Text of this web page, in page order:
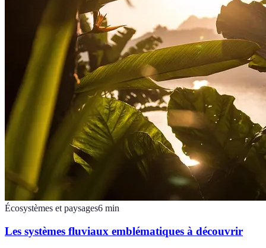
Écosystèmes et paysages6 min
Les systèmes fluviaux emblématiques à découvrir